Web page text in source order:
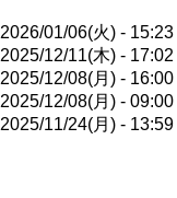
2026/01/06(火) - 15:23
2025/12/11(木) - 17:02
2025/12/08(月) - 16:00
2025/12/08(月) - 09:00
2025/11/24(月) - 13:59